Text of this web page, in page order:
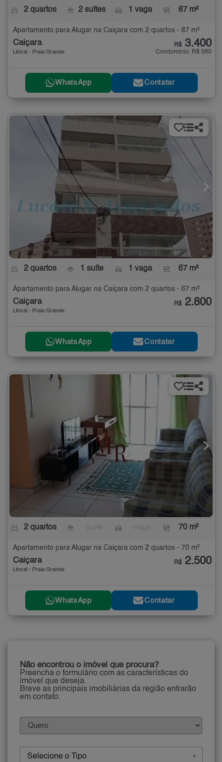
2 quartos 2 suítes 1 vaga 87 m²
Apartamento para Alugar na Caiçara com 2 quartos - 87 m²
Caiçara
Litoral - Praia Grande
R$ 3.400
Condomínio: R$ 580
WhatsApp Contatar
2 quartos 1 suíte 1 vaga 67 m²
Apartamento para Alugar na Caiçara com 2 quartos - 67 m²
Caiçara
Litoral - Praia Grande
R$ 2.800
WhatsApp Contatar
2 quartos 70 m²
Apartamento para Alugar na Caiçara com 2 quartos - 70 m²
Caiçara
Litoral - Praia Grande
R$ 2.500
WhatsApp Contatar
Não encontrou o imóvel que procura?
Preencha o formulário com as características do
imóvel que deseja.
Breve as principais imobiliárias da região entrarão
em contato.
Selecione o Tipo